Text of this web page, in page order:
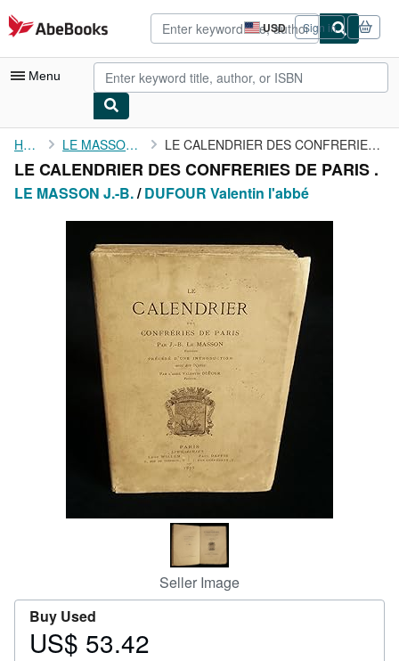
Skip to main content
AbeBooks.com USD
Site
shopping
preferences
Sign in
Menu
My Account
My Purchases
Art & Collectibles
CLOSE
Home LE MASSON J.-B. LE CALENDRIER DES CONFRERIES DE PARIS .
LE CALENDRIER DES CONFRERIES DE PARIS .
LE MASSON J.-B./DUFOUR Valentin l'abbé
Seller Image
Buy Used
Price
US$ 53.42